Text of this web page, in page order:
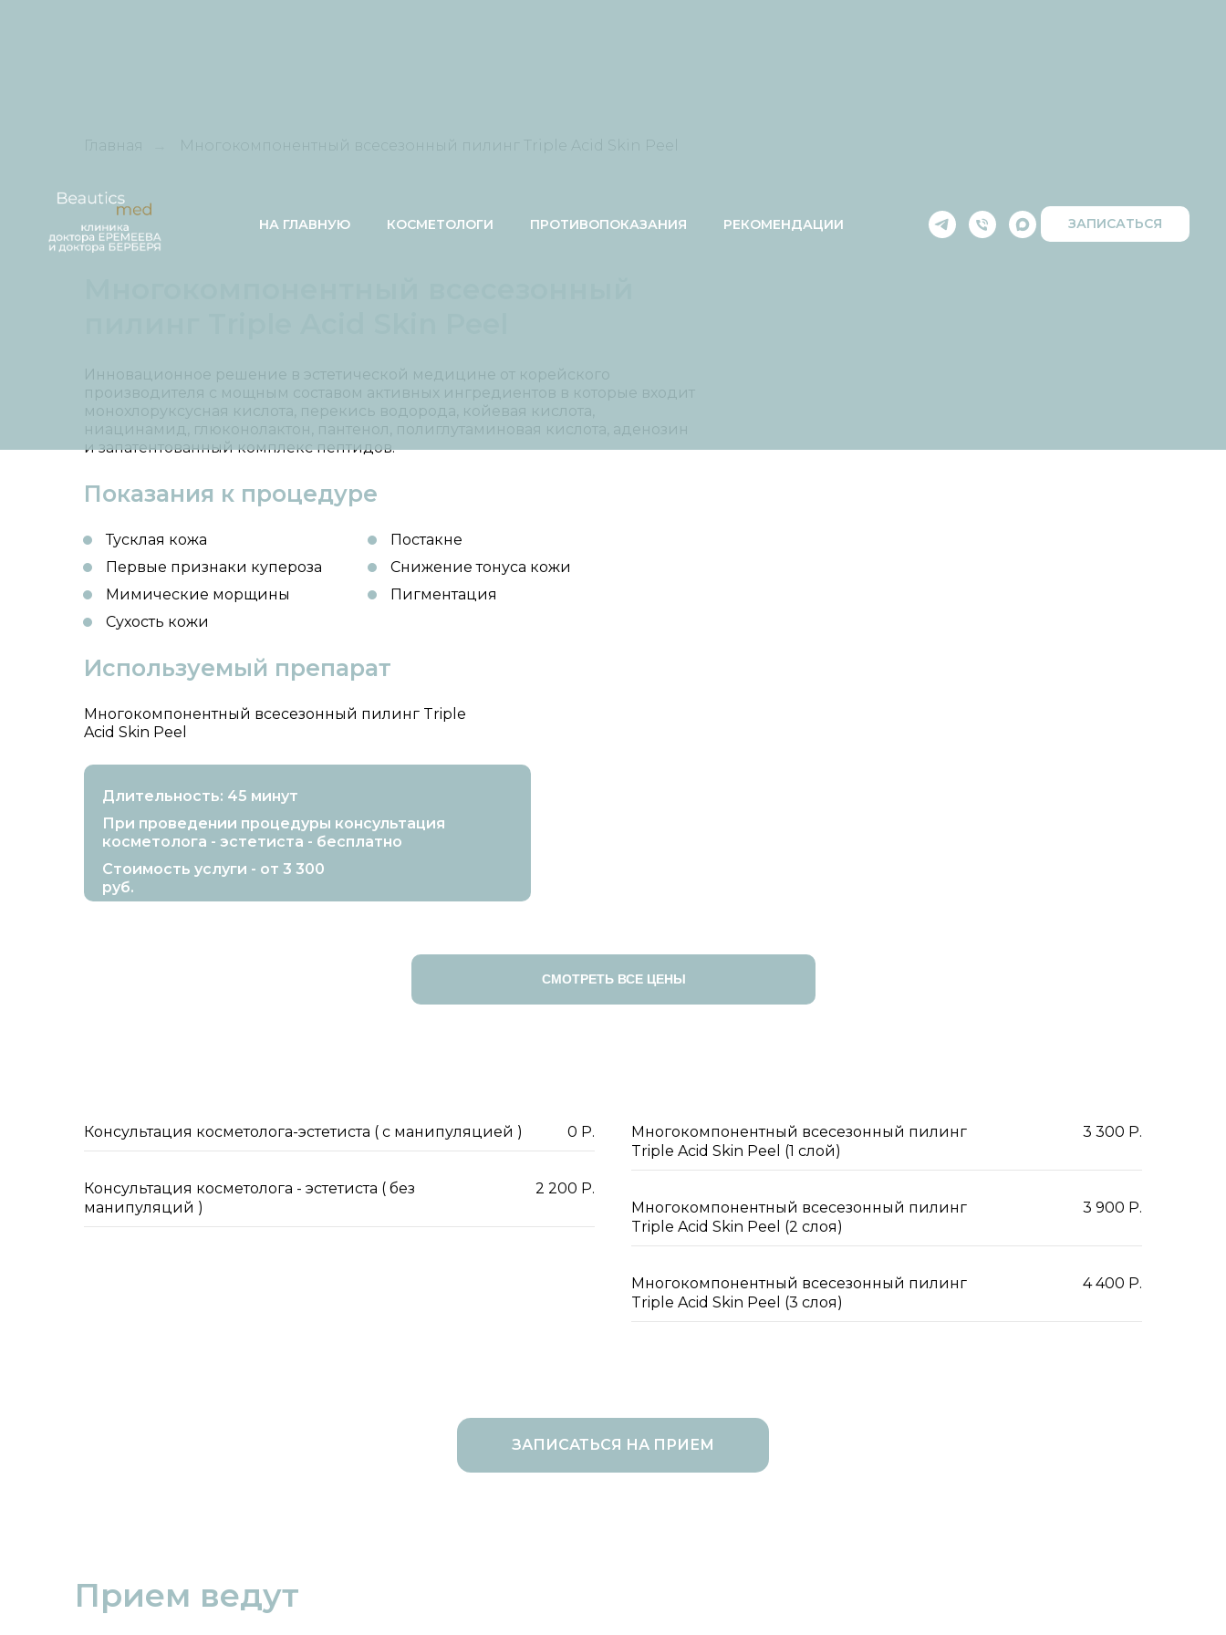
НА ГЛАВНУЮ КОСМЕТОЛОГИ ПРОТИВОПОКАЗАНИЯ РЕКОМЕНДАЦИИ ЗАПИСАТЬСЯ
Главная Многокомпонентный всесезонный пилинг Triple Acid Skin Peel
Инновационное решение в эстетической медицине от корейского
производителя с мощным составом активных ингредиентов в которые входит
монохлоруксусная кислота, перекись водорода, койевая кислота,
ниацинамид, глюконолактон, пантенол, полиглутаминовая кислота, аденозин
и запатентованный комплекс пептидов.
Тусклая кожа
Первые признаки купероза
Длительность: 45 минут
При проведении процедуры консультация
косметолога - эстетиста - бесплатно
Стоимость услуги - от 3 300
руб.
Показания к процедуре
Постакне
Используемый препарат
Многокомпонентный всесезонный пилинг Triple
Acid Skin Peel
Снижение тонуса кожи
Мимические морщины
Пигментация
Сухость кожи
СМОТРЕТЬ ВСЕ ЦЕНЫ
Консультация косметолога-эстетиста ( c манипуляцией ) 0 Р.
Консультация косметолога - эстетиста ( без
манипуляций )
2 200 Р.
Многокомпонентный всесезонный пилинг
Triple Acid Skin Peel (1 слой)
3 300 Р.
Многокомпонентный всесезонный пилинг
Triple Acid Skin Peel (2 слоя)
3 900 Р.
Многокомпонентный всесезонный пилинг
Triple Acid Skin Peel (3 слоя)
4 400 Р.
ЗАПИСАТЬСЯ НА ПРИЕМ
Прием ведут